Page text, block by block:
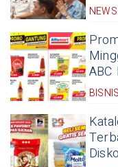
NEWS
ABC
BISNIS